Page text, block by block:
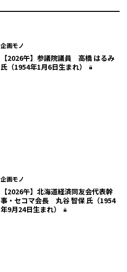
企画モノ
【2026午】参議院議員 高橋 はるみ
氏（1954年1月6日生まれ）
企画モノ
【2026午】北海道経済同友会代表幹
事・セコマ会長 丸谷 智保 氏（1954
年9月24日生まれ）